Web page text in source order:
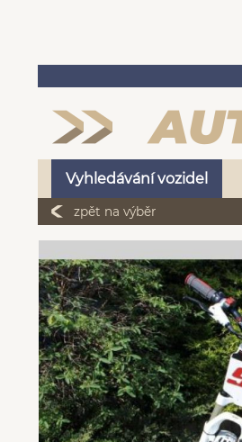
Vyhledávání vozidel
zpět na výběr